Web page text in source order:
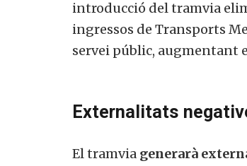
introducció del tramvia
ingressos de Transports
servei públic, augmentant
Externalitats
El tramvia generarà